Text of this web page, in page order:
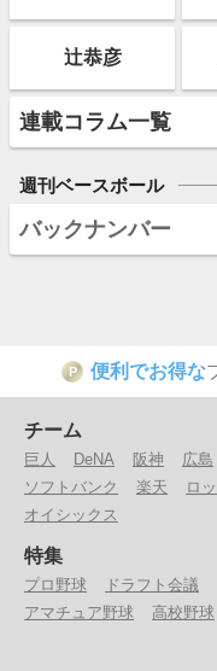
辻恭彦
連載コラム一覧
週刊ベースボール
バックナンバー
P 便利でお得な
チーム
巨人 DeNA 阪神 広島
ソフトバンク
楽天 ロ
オイシックス
特集
プロ野球 ドラフト会議
アマチュア野球
高校野球